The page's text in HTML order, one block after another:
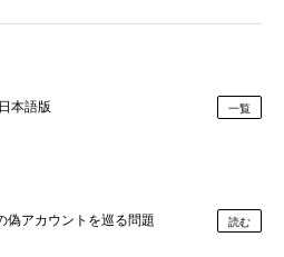
本語版 一覧
偽アカウントを巡る問題 読む